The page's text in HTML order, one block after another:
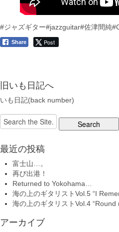
#ジャズギター#jazzguitar#佐津間純
Share Post
旧いも日記へ
いも日記(back number)
Search
for:
最近の投稿
富士山…。
再び出港！
Returned to Yokohama…
海の上のギタリストVol.5 “I
海の上のギタリストVol.4 “Round
アーカイブ